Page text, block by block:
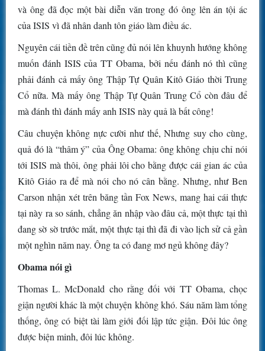
và ông đã đọc một bài diễn văn trong đó ông lên án tội ác
của ISIS vì đã nhân danh tôn giáo làm điều ác.
Nguyên cái tiền đề trên cũng đủ nói lên khuynh hướng không
muốn đánh ISIS của TT Obama, bởi nếu đánh nó thì cũng
phải đánh cả mấy ông Thập Tự Quân Kitô Giáo thời Trung
Cổ nữa. Mà mấy ông Thập Tự Quân Trung Cổ còn đâu để
mà đánh thì đánh mấy anh ISIS này quả là bất công!
Câu chuyện không nực cười như thế, Nhưng suy cho cùng,
quả đó là “thâm ý” của Ông Obama: ông không chịu chỉ nói
tới ISIS mà thôi, ông phải lôi cho bằng được cái gian ác của
Kitô Giáo ra để mà nói cho nó cân bằng. Nhưng, như Ben
Carson nhận xét trên băng tần Fox News, mang hai cái thực
tại này ra so sánh, chẳng ăn nhập vào đâu cả, một thực tại thì
đang sờ sờ trước mắt, một thực tại thì đã đi vào lịch sử cả gần
một nghìn năm nay. Ông ta có đang mơ ngủ không đây?
Obama nói gì
Thomas L. McDonald cho rằng đối với TT Obama, chọc
giận người khác là một chuyện không khó. Sáu năm làm tổng
thống, ông có biệt tài làm giới đối lập tức giận. Đôi lúc ông
được biện minh, đôi lúc không.